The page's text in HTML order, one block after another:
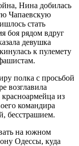
Нина добилась
Чапаевскую
стать
боя рядом вдруг
девушка
к пулемету
полка с просьбой
возглавила
из
командира
бесстрашием.
на южном
Одессы, куда